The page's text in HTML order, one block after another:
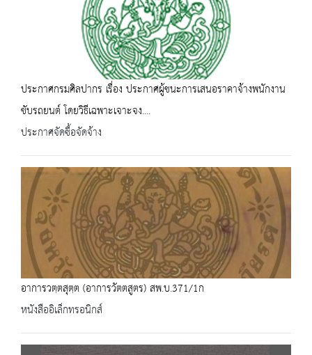
ประกาศกรมศิลปากร เรื่อง ประกาศผู้ชนะการเสนอราคาจ้างพนักงาน
ขับรถยนต์ โดยวิธีเฉพาะเจาะจง....
ประกาศจัดซื้อจัดจ้าง
อาการวตฺตสุตฺต (อาการวัตตสูตร) สพ.บ.371/1ก
หนังสืออิเล็กทรอนิกส์